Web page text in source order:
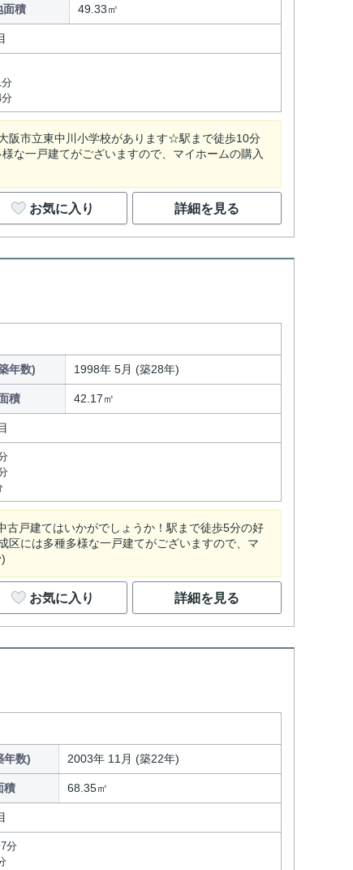
面積 49.33㎡
阪市立東中川小学校があります☆駅まで徒歩10分
な一戸建てがございますので、マイホームの購入
お気に入り 詳細を見る
年数) 1998年 5月 (築28年)
積 42.17㎡
戸建てはいかがでしょうか！駅まで徒歩5分の好
区には多種多様な一戸建てがございますので、マ
お気に入り 詳細を見る
年数) 2003年 11月 (築22年)
積 68.35㎡
分